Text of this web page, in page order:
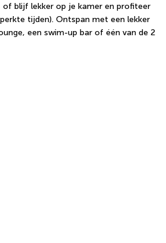
blijf lekker op je kamer en profiteer
tijden). Ontspan met een lekker
een swim-up bar of één van de 2